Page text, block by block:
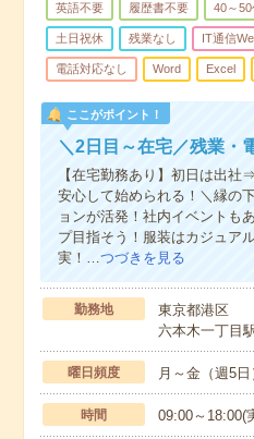
英語不要 履歴書不要 40～
土日祝休 残業なし IT通信
電話対応なし Word Excel
ここがポイント！
＼2日目～在宅／残業・
【在宅勤務あり】初日は出
安心して始められる！＼縁の
ョンが活発！社内イベントも
プ目指そう！服装はカジュア
実！…つづきを見る
勤務地
東京都港区
六本木一丁目
曜日頻度 月～金（週5
時間 09:00～